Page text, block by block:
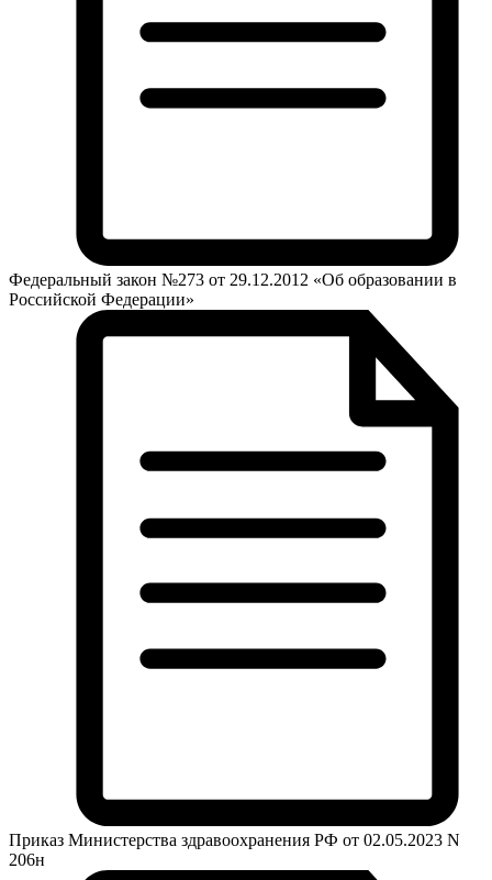
Федеральный закон №273 от 29.12.2012 «Об образовании в
Российской Федерации»
Приказ Министерства здравоохранения РФ от 02.05.2023 N
206н